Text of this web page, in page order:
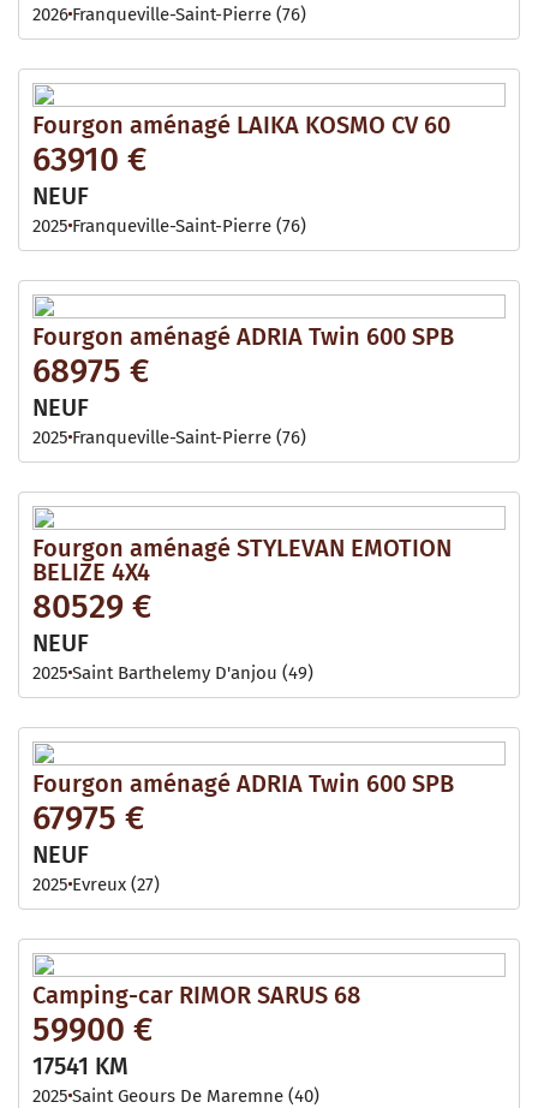
2026 Franqueville-Saint-Pierre (76)
Fourgon aménagé LAIKA KOSMO CV 60
63910 €
NEUF
2025 Franqueville-Saint-Pierre (76)
Fourgon aménagé ADRIA Twin 600 SPB
68975 €
NEUF
2025 Franqueville-Saint-Pierre (76)
Fourgon aménagé STYLEVAN EMOTION
BELIZE 4X4
80529 €
NEUF
2025 Saint Barthelemy D'anjou (49)
Fourgon aménagé ADRIA Twin 600 SPB
67975 €
NEUF
2025 Evreux (27)
Camping-car RIMOR SARUS 68
59900 €
17541 KM
2025 Saint Geours De Maremne (40)